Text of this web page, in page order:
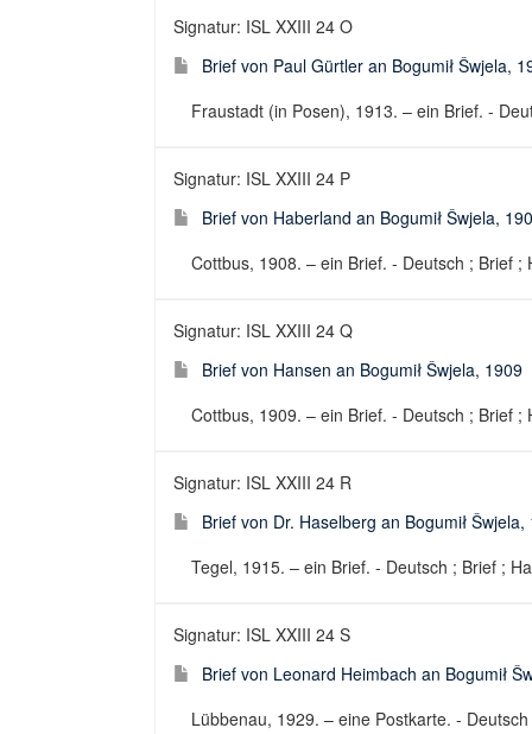
Signatur: ISL XXIII 24 O
Brief von Paul Gürtler an Bogumił Šwjela,
Fraustadt (in Posen), 1913. – ein Brief. -
Signatur: ISL XXIII 24 P
Brief von Haberland an Bogumił Šwjela,
Cottbus, 1908. – ein Brief. - Deutsch ; Brief ;
Signatur: ISL XXIII 24 Q
Brief von Hansen an Bogumił Šwjela, 1909
Cottbus, 1909. – ein Brief. - Deutsch ; Brief ;
Signatur: ISL XXIII 24 R
Brief von Dr. Haselberg an Bogumił Šwjela,
Tegel, 1915. – ein Brief. - Deutsch ; Brief ;
Signatur: ISL XXIII 24 S
Brief von Leonard Heimbach an Bogumił
Lübbenau, 1929. – eine Postkarte. -